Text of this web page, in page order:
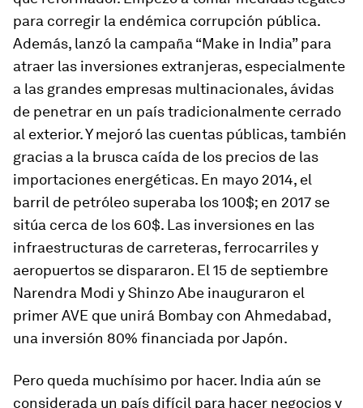
para corregir la endémica corrupción pública.
Además, lanzó la campaña “Make in India” para
atraer las inversiones extranjeras, especialmente
a las grandes empresas multinacionales, ávidas
de penetrar en un país tradicionalmente cerrado
al exterior. Y mejoró las cuentas públicas, también
gracias a la brusca caída de los precios de las
importaciones energéticas. En mayo 2014, el
barril de petróleo superaba los 100$; en 2017 se
sitúa cerca de los 60$. Las inversiones en las
infraestructuras de carreteras, ferrocarriles y
aeropuertos se dispararon. El 15 de septiembre
Narendra Modi y Shinzo Abe inauguraron el
primer AVE que unirá Bombay con Ahmedabad,
una inversión 80% financiada por Japón.
Pero queda muchísimo por hacer. India aún se
considerada un país difícil para hacer negocios y